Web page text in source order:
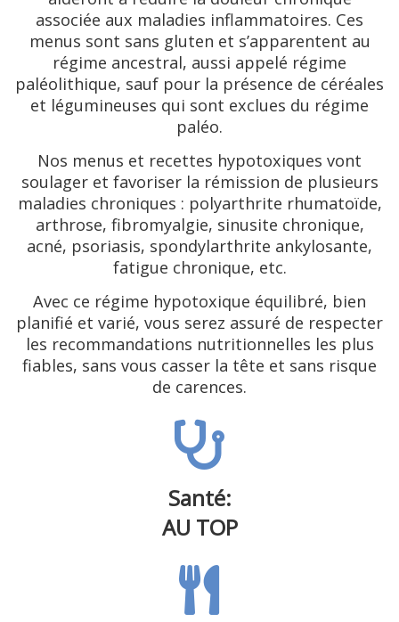
associée aux maladies inflammatoires. Ces
menus sont sans gluten et s’apparentent au
régime ancestral, aussi appelé régime
paléolithique, sauf pour la présence de céréales
et légumineuses qui sont exclues du régime
paléo.
Nos menus et recettes hypotoxiques vont
soulager et favoriser la rémission de plusieurs
maladies chroniques : polyarthrite rhumatoïde,
arthrose, fibromyalgie, sinusite chronique,
acné, psoriasis, spondylarthrite ankylosante,
fatigue chronique, etc.
Avec ce régime hypotoxique équilibré, bien
planifié et varié, vous serez assuré de respecter
les recommandations nutritionnelles les plus
fiables, sans vous casser la tête et sans risque
de carences.
Santé:
AU TOP